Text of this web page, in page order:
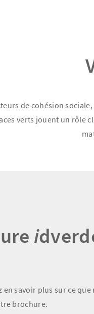
de cohésion
verts jouent un rôle
i
en savoir plus sur ce
brochure.